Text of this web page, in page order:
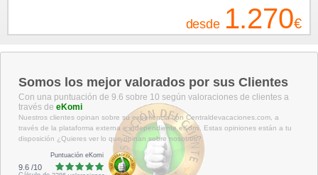
1.270€
desde
Somos los mejor valorados por sus Clientes
Con una puntuación de 9.6 sobre 10 según valoraciones de clientes a
través de eKomi
Nuestros clientes opinan sobre su experiencia con Centraldevacaciones.com, a
través de la plataforma externa e independiente eKomi. Estas opiniones están a tu
disposición ¿Quieres ver lo que opinan sobre nosotros?
Puntuación eKomi
9.6 /10